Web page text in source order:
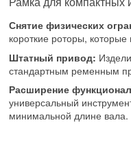
Снятие физических
короткие роторы,
Штатный привод:
стандартным ременным
Расширение
универсальный
минимальной длине вала.